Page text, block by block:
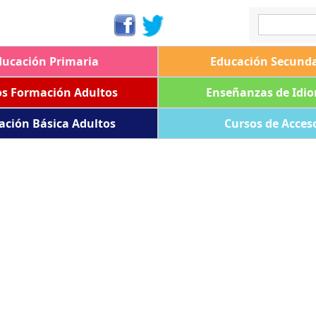
Primaria
Educación
Formación Adultos
Enseñanzas de
Básica Adultos
Cursos de